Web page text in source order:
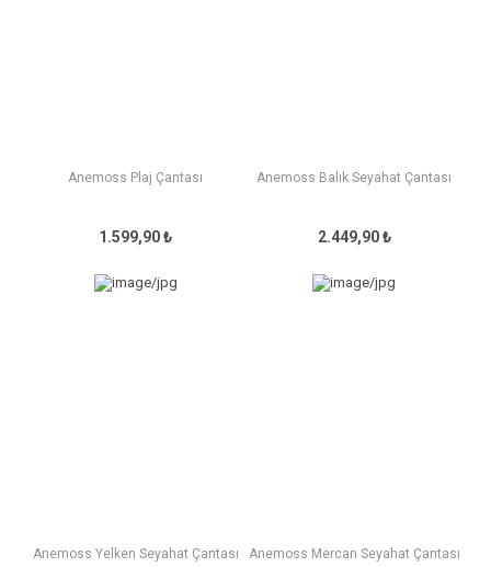
Anemoss Plaj Çantası
1.599,90 ₺
Anemoss Balık Seyahat Çantası
2.449,90 ₺
Anemoss Yelken Seyahat Çantası Anemoss Mercan Seyahat Çantası